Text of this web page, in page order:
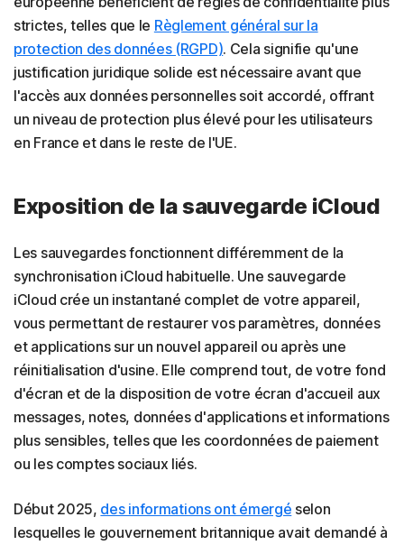
strictes, telles que le Règlement général sur la
protection des données (RGPD). Cela signifie qu'une
justification juridique solide est nécessaire avant que
l'accès aux données personnelles soit accordé, offrant
un niveau de protection plus élevé pour les utilisateurs
en France et dans le reste de l'UE.
Exposition de la sauvegarde iCloud
Les sauvegardes fonctionnent différemment de la
synchronisation iCloud habituelle. Une sauvegarde
iCloud crée un instantané complet de votre appareil,
vous permettant de restaurer vos paramètres, données
et applications sur un nouvel appareil ou après une
réinitialisation d'usine. Elle comprend tout, de votre fond
d'écran et de la disposition de votre écran d'accueil aux
messages, notes, données d'applications et informations
plus sensibles, telles que les coordonnées de paiement
ou les comptes sociaux liés.
Début 2025, des informations ont émergé selon
lesquelles le gouvernement britannique avait demandé à